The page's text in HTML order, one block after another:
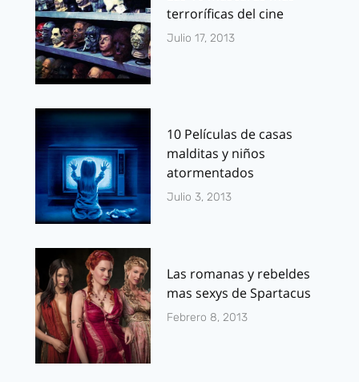
terroríficas del cine
Julio 17, 2013
10 Películas de casas
malditas y niños
atormentados
Julio 3, 2013
Las romanas y rebeldes
mas sexys de Spartacus
Febrero 8, 2013